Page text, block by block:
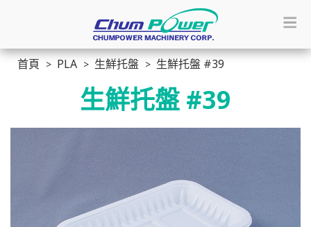
首頁 PLA 生鮮托盤 生鮮托盤 #39
生鮮托盤 #39